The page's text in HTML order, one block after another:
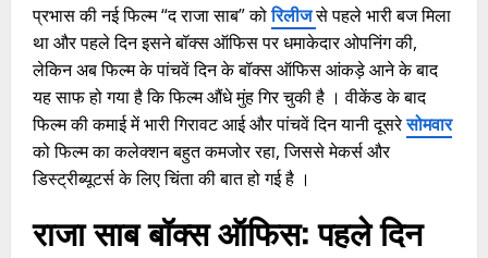
प्रभास की नई फिल्म “द राजा साब” कोरिलीजसे पहले भारी बज मिला
था और पहले दिन इसने बॉक्स ऑफिस पर धमाकेदार ओपनिंग की,
लेकिन अब फिल्म के पांचवें दिन के बॉक्स ऑफिस आंकड़े आने के बाद
यह साफ हो गया है कि फिल्म औंधे मुंह गिर चुकी है । वीकेंड के बाद
फिल्म की कमाई में भारी गिरावट आई और पांचवें दिन यानी दूसरेसोमवार
को फिल्म का कलेक्शन बहुत कमजोर रहा, जिससे मेकर्स और
डिस्ट्रीब्यूटर्स के लिए चिंता की बात हो गई है ।
राजा साब बॉक्स ऑफिस:पहले दिन